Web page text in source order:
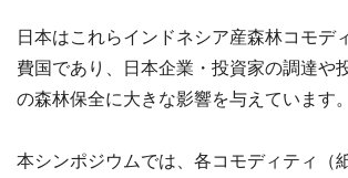
日本はこれらインドネシア産森林コモデ
費国であり、日本企業・投資家の調達や
の森林保全に大きな影響を与えています。
本シンポジウムでは、各コモディティ（